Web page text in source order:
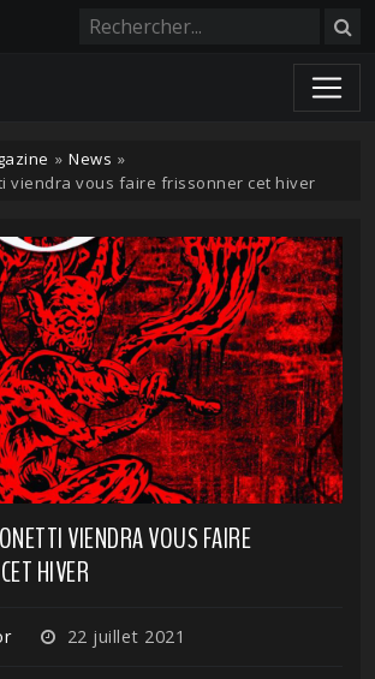
» News »
viendra vous faire frissonner cet hiver
VIENDRA VOUS FAIRE
HIVER
22 juillet 2021
des cookies